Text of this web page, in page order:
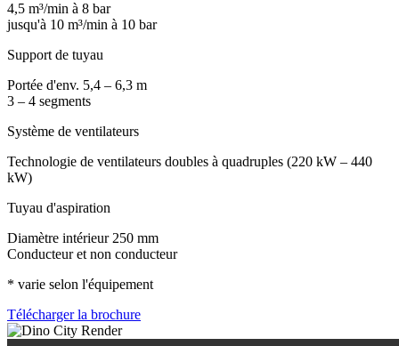
4,5 m³/min à 8 bar
jusqu'à 10 m³/min à 10 bar
Support de tuyau
Portée d'env. 5,4 – 6,3 m
3 – 4 segments
Système de ventilateurs
Technologie de ventilateurs doubles à quadruples (220 kW – 440
kW)
Tuyau d'aspiration
Diamètre intérieur 250 mm
Conducteur et non conducteur
* varie selon l'équipement
Télécharger la brochure